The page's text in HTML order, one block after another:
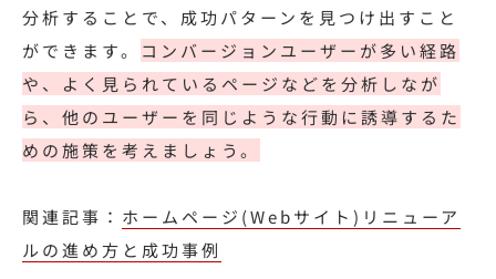
分析することで、成功パターンを見つけ出すこと
ができます。 コンバージョンユーザーが多い経路
や、よく見られているページなどを分析しなが
ら、他のユーザーを同じような行動に誘導するた
めの施策を考えましょう。
関連記事： ホームページ(Webサイト)リニューア
ルの進め方と成功事例